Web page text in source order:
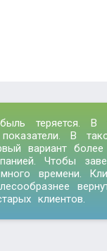
теряется. В
В
вариант
Чтобы
времени.
клиентов.